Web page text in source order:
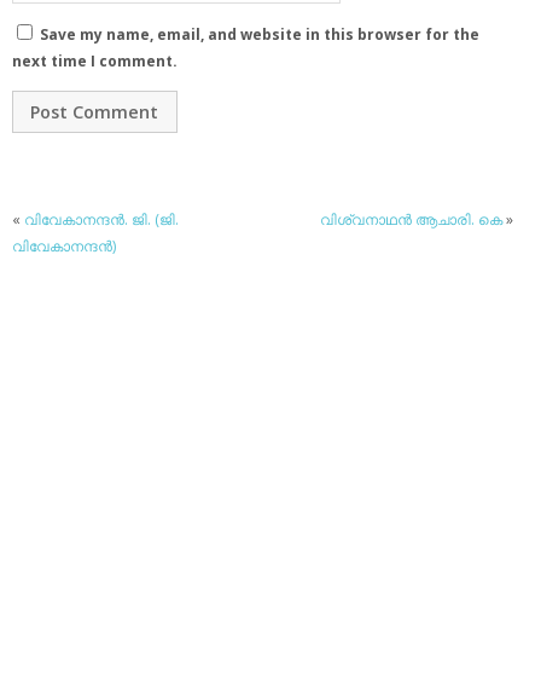
Save my name, email, and website in this browser for the
next time I comment.
« വിവേകാനന്ദന്‍. ജി. (ജി.
വിവേകാനന്ദന്‍)
വിശ്വനാഥന്‍ ആചാരി. കെ»